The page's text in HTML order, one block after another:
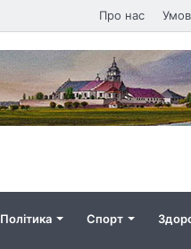
Про нас
Політика Спорт